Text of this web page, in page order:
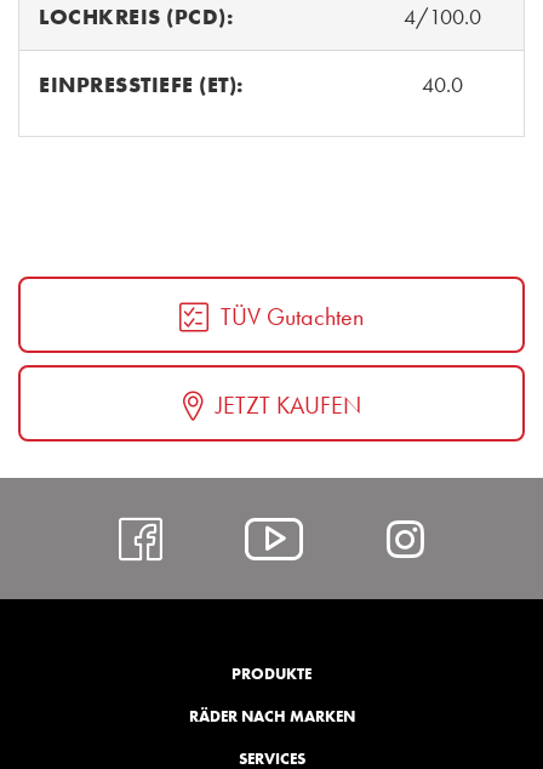
LOCHKREIS (PCD): 4/100.0
EINPRESSTIEFE (ET): 40.0
TÜV Gutachten
JETZT KAUFEN
https://Alcar
PRODUKTE
RÄDER NACH MARKEN
SERVICES